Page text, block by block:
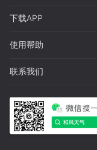
下载APP
使用帮助
联系我们